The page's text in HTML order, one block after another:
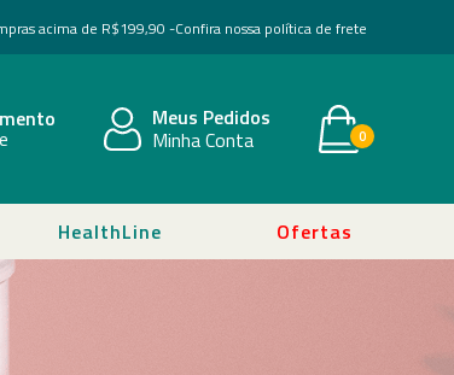
acima de R$199,90 -Confira nossa política de frete
Meus Pedidos
Minha Conta 0
HealthLine Ofertas